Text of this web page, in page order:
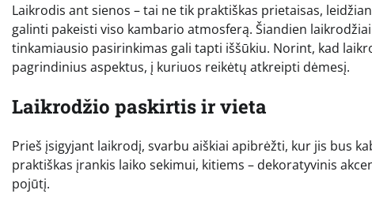
Laikrodis ant sienos – tai ne tik praktiškas prietaisas,
galinti pakeisti viso kambario atmosferą. Šiandien
tinkamiausio pasirinkimas gali tapti iššūkiu. Norint, kad
pagrindinius aspektus, į kuriuos reikėtų atkreipti dėmesį.
Laikrodžio paskirtis ir vieta
Prieš įsigyjant laikrodį, svarbu aiškiai apibrėžti, kur jis bus
praktiškas įrankis laiko sekimui, kitiems – dekoratyvinis
pojūtį.